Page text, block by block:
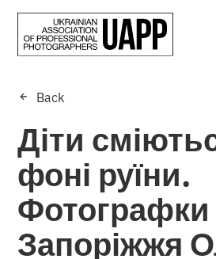
Back
Діти
фоні руїни.
Фотографки
Запоріжжя